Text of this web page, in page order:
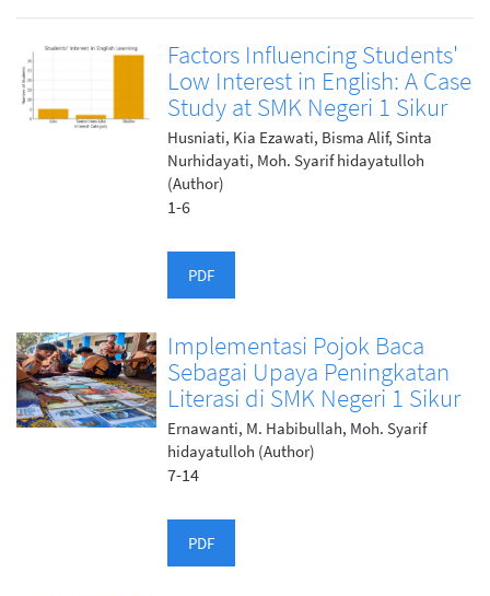
Factors Influencing Students'
Low Interest in English: A Case
Study at SMK Negeri 1 Sikur
Husniati, Kia Ezawati, Bisma Alif, Sinta
Nurhidayati, Moh. Syarif hidayatulloh
(Author)
1-6
PDF
Implementasi Pojok Baca
Sebagai Upaya Peningkatan
Literasi di SMK Negeri 1 Sikur
Ernawanti, M. Habibullah, Moh. Syarif
hidayatulloh (Author)
7-14
PDF